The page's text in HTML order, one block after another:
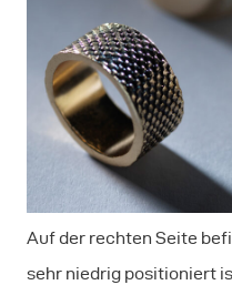
Auf der rechten Seite
sehr niedrig positioniert